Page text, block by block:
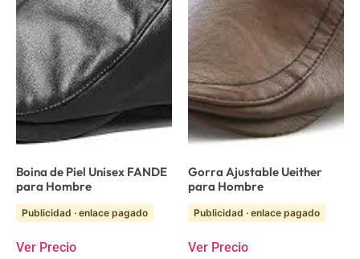
Boina de Piel Unisex FANDE
para Hombre
Publicidad · enlace pagado
Ver Precio
Gorra Ajustable Ueither
para Hombre
Publicidad · enlace pagado
Ver Precio